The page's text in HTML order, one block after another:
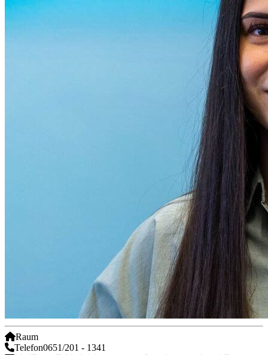
Raum
Telefon0651/201 - 1341